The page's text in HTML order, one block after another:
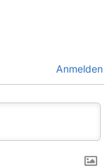
Anmelden